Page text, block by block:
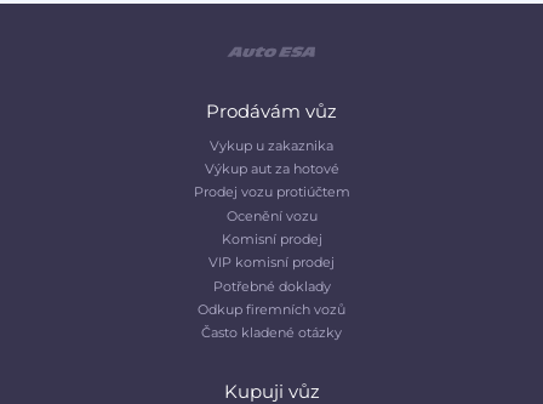
Prodávám vůz
Vykup u zakaznika
Výkup aut za hotové
Prodej vozu protiúčtem
Ocenění vozu
Komisní prodej
VIP komisní prodej
Potřebné doklady
Odkup firemních vozů
Často kladené otázky
Kupuji vůz